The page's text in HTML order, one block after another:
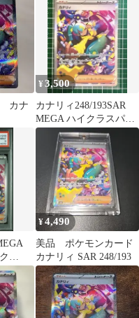
カナ
¥3,500
カナリィ248/193SAR
MEGA ハイクラスパッ
ク MEGAドリームex
キラ
¥4,490
美品 ポケモンカード
カナリィ SAR 248/193